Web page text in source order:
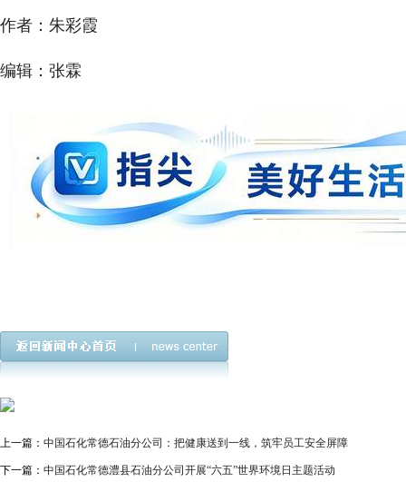
作者：朱彩霞
编辑：张霖
上一篇： 中国石化常德石油分公司：把健康送到一线，筑牢员工安全屏障
下一篇： 中国石化常德澧县石油分公司开展“六五”世界环境日主题活动